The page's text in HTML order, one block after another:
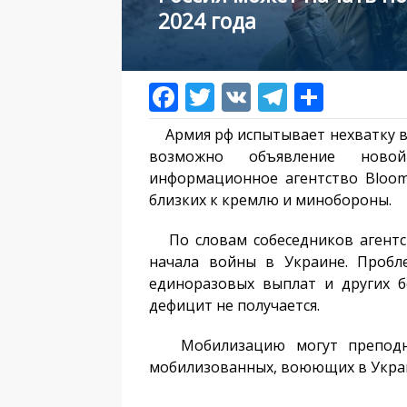
2024 года
Армия рф испытывает нехватку
возможно объявление
информационное агентство
близких к кремлю и минобороны.
По словам собеседников
начала войны в Украине.
единоразовых выплат и других
дефицит не получается.
Мобилизацию могут
мобилизованных, воюющих в